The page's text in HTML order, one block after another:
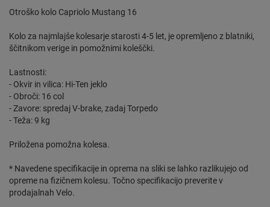
Otroško kolo Capriolo Mustang 16
Kolo za najmlajše kolesarje starosti 4-5 let, je opremljeno z blatniki,
ščitnikom verige in pomožnimi koleščki.
Lastnosti:
- Okvir in vilica: Hi-Ten jeklo
- Obroči: 16 col
- Zavore: spredaj V-brake, zadaj Torpedo
- Teža: 9 kg
Priložena pomožna kolesa.
* Navedene specifikacije in oprema na sliki se lahko razlikujejo od
opreme na fizičnem kolesu. Točno specifikacijo preverite v
prodajalnah Velo.